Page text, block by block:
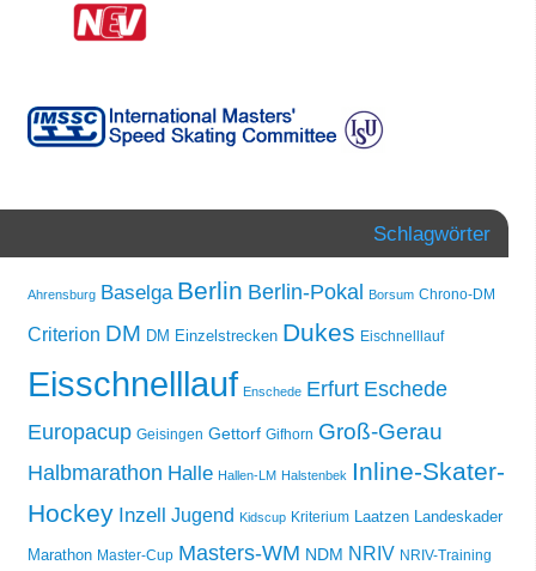
Schlagwörter
Ahrensburg Baselga Berlin Berlin-Pokal Borsum Chrono-DM
Criterion DM DM Einzelstrecken Dukes Eischnelllauf
Eisschnelllauf Enschede Erfurt Eschede
Europacup Geisingen Gettorf Gifhorn Groß-Gerau
Halbmarathon Halle Hallen-LM Halstenbek Inline-Skater-
Hockey Inzell Jugend Kidscup Kriterium Laatzen Landeskader
Marathon Master-Cup Masters-WM NDM NRIV NRIV-Training